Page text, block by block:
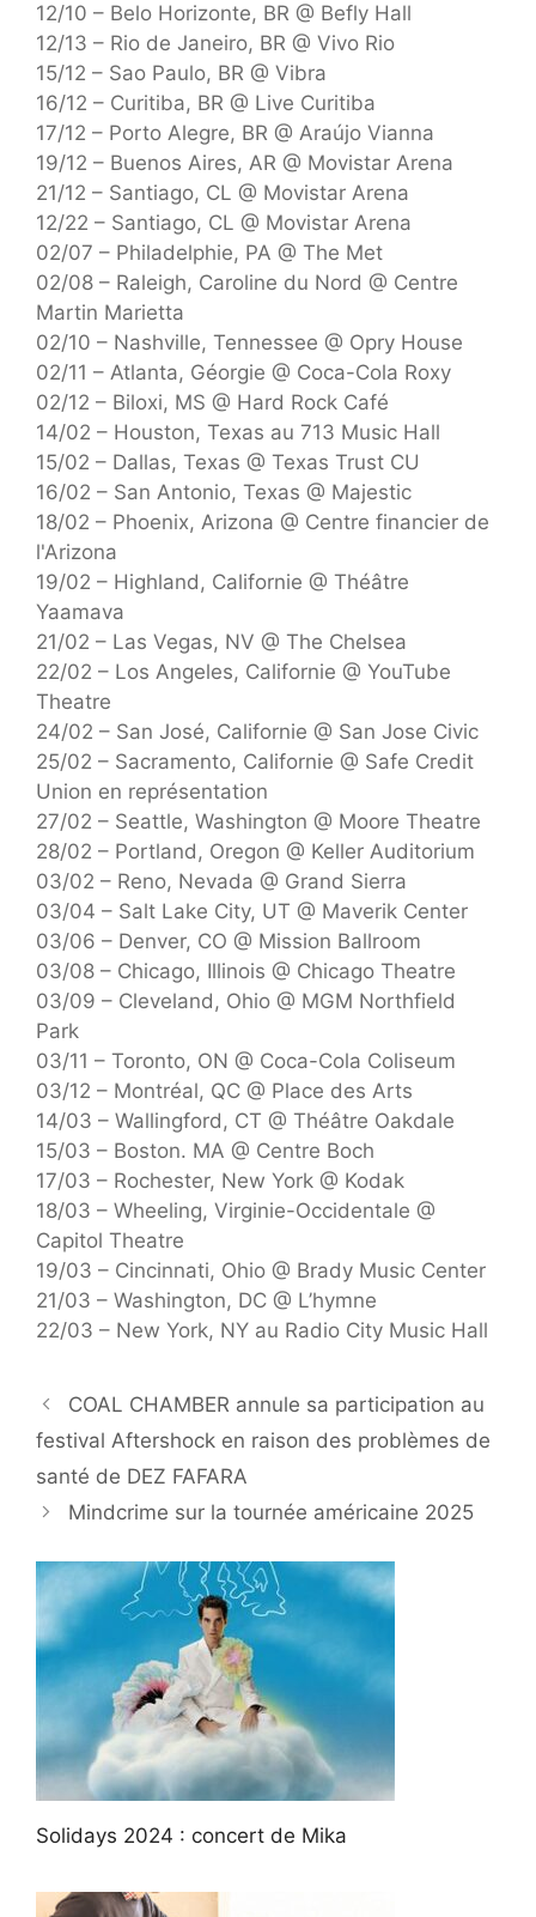
12/10 – Belo Horizonte, BR @ Befly Hall
12/13 – Rio de Janeiro, BR @ Vivo Rio
15/12 – Sao Paulo, BR @ Vibra
16/12 – Curitiba, BR @ Live Curitiba
17/12 – Porto Alegre, BR @ Araújo Vianna
19/12 – Buenos Aires, AR @ Movistar Arena
21/12 – Santiago, CL @ Movistar Arena
12/22 – Santiago, CL @ Movistar Arena
02/07 – Philadelphie, PA @ The Met
02/08 – Raleigh, Caroline du Nord @ Centre
Martin Marietta
02/10 – Nashville, Tennessee @ Opry House
02/11 – Atlanta, Géorgie @ Coca-Cola Roxy
02/12 – Biloxi, MS @ Hard Rock Café
14/02 – Houston, Texas au 713 Music Hall
15/02 – Dallas, Texas @ Texas Trust CU
16/02 – San Antonio, Texas @ Majestic
18/02 – Phoenix, Arizona @ Centre financier de
l'Arizona
19/02 – Highland, Californie @ Théâtre
Yaamava
21/02 – Las Vegas, NV @ The Chelsea
22/02 – Los Angeles, Californie @ YouTube
Theatre
24/02 – San José, Californie @ San Jose Civic
25/02 – Sacramento, Californie @ Safe Credit
Union en représentation
27/02 – Seattle, Washington @ Moore Theatre
28/02 – Portland, Oregon @ Keller Auditorium
03/02 – Reno, Nevada @ Grand Sierra
03/04 – Salt Lake City, UT @ Maverik Center
03/06 – Denver, CO @ Mission Ballroom
03/08 – Chicago, Illinois @ Chicago Theatre
03/09 – Cleveland, Ohio @ MGM Northfield
Park
03/11 – Toronto, ON @ Coca-Cola Coliseum
03/12 – Montréal, QC @ Place des Arts
14/03 – Wallingford, CT @ Théâtre Oakdale
15/03 – Boston. MA @ Centre Boch
17/03 – Rochester, New York @ Kodak
18/03 – Wheeling, Virginie-Occidentale @
Capitol Theatre
19/03 – Cincinnati, Ohio @ Brady Music Center
21/03 – Washington, DC @ L’hymne
22/03 – New York, NY au Radio City Music Hall
COAL CHAMBER annule sa participation au
festival Aftershock en raison des problèmes de
santé de DEZ FAFARA
Mindcrime sur la tournée américaine 2025
Solidays 2024 : concert de Mika